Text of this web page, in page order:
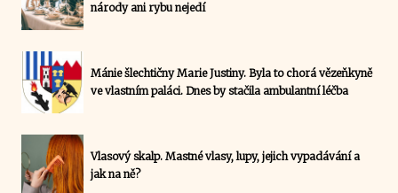
národy ani rybu nejedí
Mánie šlechtičny Marie Justiny. Byla to chorá vězeňkyně
ve vlastním paláci. Dnes by stačila ambulantní léčba
Vlasový skalp. Mastné vlasy, lupy, jejich vypadávání a
jak na ně?